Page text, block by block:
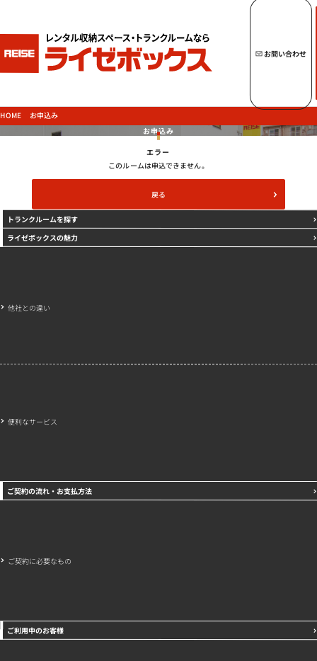
トップページへ
ご契約の流れ・お支払方法
ご利用中のお客様
お問い合わせ
プライバシーポリシー
お問い合わせ
HOME お申込み
お申込み
エラー
このルームは申込できません。
戻る
トランクルームを探す
ライゼボックスの魅力
他社との違い
便利なサービス
ご契約の流れ・お支払方法
ご契約に必要なもの
ご利用中のお客様